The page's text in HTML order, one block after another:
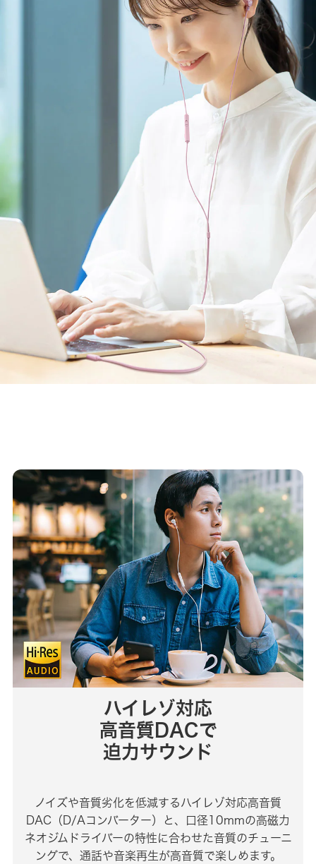
ハイレゾ対応
高音質DACで
迫力サウンド
ノイズや音質劣化を低減するハイレゾ対応高音質
DAC（D/Aコンバーター）と、口径10mmの高磁力
ネオジムドライバーの特性に合わせた音質のチューニ
ングで、通話や音楽再生が高音質で楽しめます。